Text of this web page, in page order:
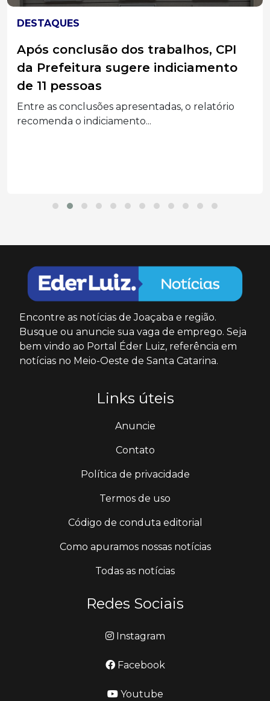
DESTAQUES
Após conclusão dos trabalhos, CPI
da Prefeitura sugere indiciamento
de 11 pessoas
Entre as conclusões apresentadas, o relatório
recomenda o indiciamento...
Encontre as notícias de Joaçaba e região.
Busque ou anuncie sua vaga de emprego. Seja
bem vindo ao Portal Éder Luiz, referência em
notícias no Meio-Oeste de Santa Catarina.
Links úteis
Anuncie
Contato
Política de privacidade
Termos de uso
Código de conduta editorial
Como apuramos nossas notícias
Todas as notícias
Redes Sociais
Instagram
Facebook
Youtube